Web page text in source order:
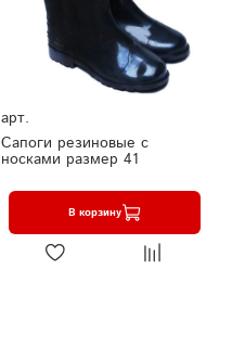
арт.
Сапоги резиновые с
носками размер 41
В корзину